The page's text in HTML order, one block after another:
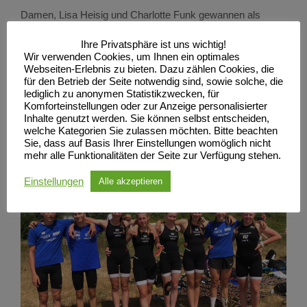
Damen, Lisa Heisig und Charlotte Funk gewannen als
Die Nachwuchsathleten aus Dierhagen und Leipzig treffen
sich ab heute in Grimma, um sich dort den letzten Schliff
für die Deutsche Meisterschaft in 14 Tagen in Schongau zu
holen.
Galerie
Ihre Privatsphäre ist uns wichtig!
Wir verwenden Cookies, um Ihnen ein optimales
Webseiten-Erlebnis zu bieten. Dazu zählen Cookies, die
für den Betrieb der Seite notwendig sind, sowie solche, die
lediglich zu anonymen Statistikzwecken, für
Komforteinstellungen oder zur Anzeige personalisierter
Inhalte genutzt werden. Sie können selbst entscheiden,
welche Kategorien Sie zulassen möchten. Bitte beachten
Sie, dass auf Basis Ihrer Einstellungen womöglich nicht
mehr alle Funktionalitäten der Seite zur Verfügung stehen.
Einstellungen Alle akzeptieren